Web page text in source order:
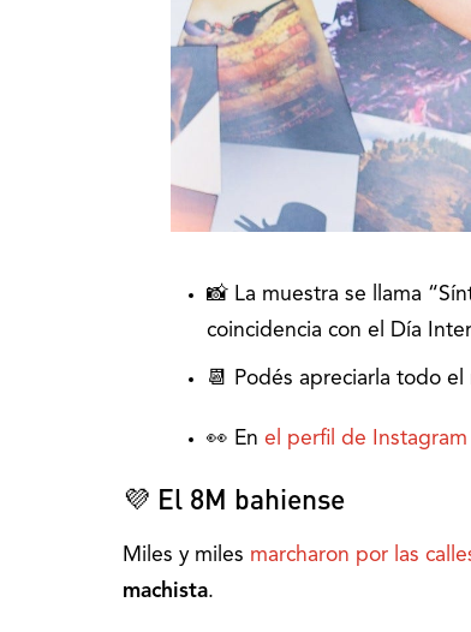
📸 La muestra se llama
coincidencia con el Día
📆 Podés apreciarla todo
👀 En el perfil de Instagram
💜 El 8M bahiense
Miles y miles marcharon por las
machista.